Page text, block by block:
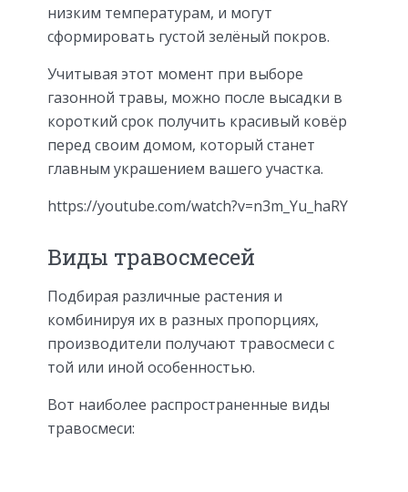
низким температурам, и могут
сформировать густой зелёный покров.
Учитывая этот момент при выборе
газонной травы, можно после высадки в
короткий срок получить красивый ковёр
перед своим домом, который станет
главным украшением вашего участка.
https://youtube.com/watch?v=n3m_Yu_haRY
Виды травосмесей
Подбирая различные растения и
комбинируя их в разных пропорциях,
производители получают травосмеси с
той или иной особенностью.
Вот наиболее распространенные виды
травосмеси: